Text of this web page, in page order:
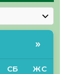
»
СБ ЖС